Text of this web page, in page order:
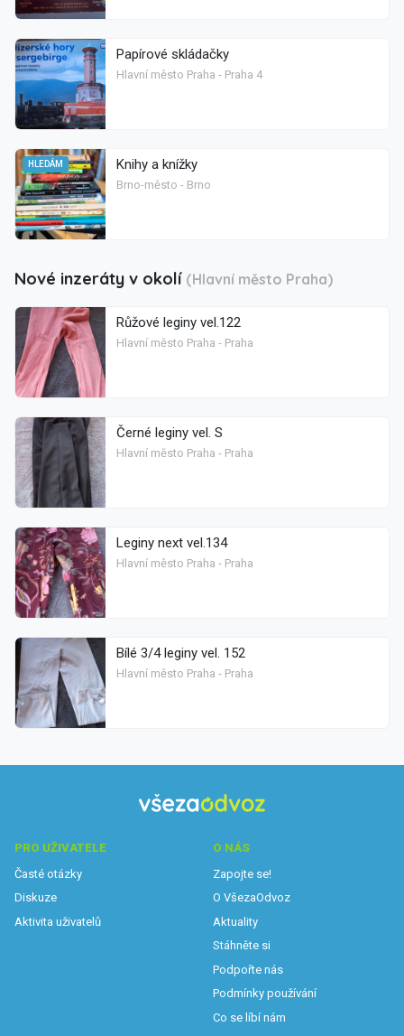
Papírové skládačky
Hlavní město Praha - Praha 4
HLEDÁM Knihy a knížky
Brno-město - Brno
Nové inzeráty v okolí (Hlavní město Praha)
Růžové leginy vel.122
Hlavní město Praha - Praha
Černé leginy vel. S
Hlavní město Praha - Praha
Leginy next vel.134
Hlavní město Praha - Praha
Bílé 3/4 leginy vel. 152
Hlavní město Praha - Praha
PRO UŽIVATELE
Časté otázky
Diskuze
Aktivita uživatelů
O NÁS
Zapojte se!
O VšezaOdvoz
Aktuality
Stáhněte si
Podpořte nás
Podmínky používání
Co se líbí nám